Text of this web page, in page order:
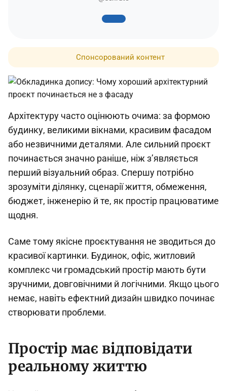
Спонсорований контент
Архітектуру часто оцінюють очима: за формою
будинку, великими вікнами, красивим фасадом
або незвичними деталями. Але сильний проєкт
починається значно раніше, ніж з’являється
перший візуальний образ. Спершу потрібно
зрозуміти ділянку, сценарії життя, обмеження,
бюджет, інженерію й те, як простір працюватиме
щодня.
Саме тому якісне проєктування не зводиться до
красивої картинки. Будинок, офіс, житловий
комплекс чи громадський простір мають бути
зручними, довговічними й логічними. Якщо цього
немає, навіть ефектний дизайн швидко починає
створювати проблеми.
Простір має відповідати
реальному життю